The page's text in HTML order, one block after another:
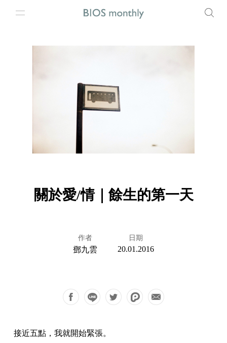
關於愛/情｜餘生的第一天
作者
鄧九雲
日期
20.01.2016
接近五點，我就開始緊張。